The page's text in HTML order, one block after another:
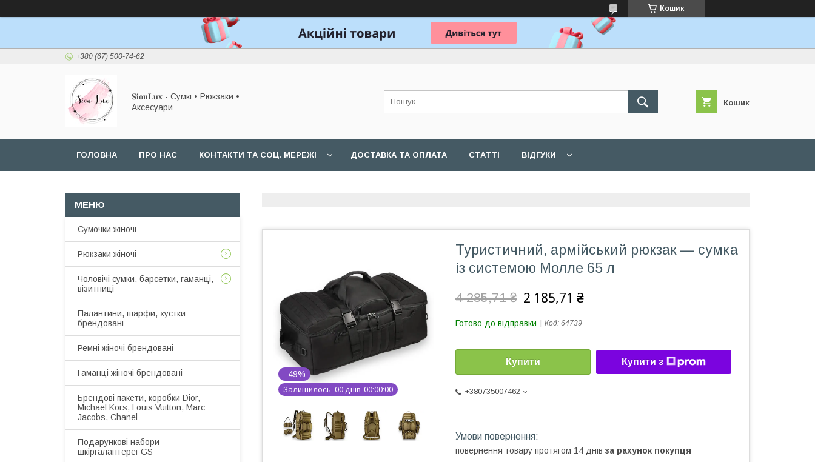
Кошик
+380 (67) 500-74-62
𝐒𝐢𝐨𝐧𝐋𝐮𝐱 - Сумкі • Рюкзаки •
Аксесуари
Кошик
ГОЛОВНА ПРО НАС КОНТАКТИ ТА СОЦ. МЕРЕЖІ ДОСТАВКА ТА ОПЛАТА СТАТТІ ВІДГУКИ
–49%
Залишилось 00 днів 00 00 00
Туристичний, армійський рюкзак — сумка
із системою Молле 65 л
4 285,71 ₴ 2 185,71 ₴
Готово до відправки Код: 64739
Купити Купити з
+380735007462
повернення товару протягом 14 днів за рахунок покупця
Сумочки жіночі
Рюкзаки жіночі
Чоловічі сумки, барсетки, гаманці,
візитниці
Палантини, шарфи, хустки
брендовані
Ремні жіночі брендовані
Гаманці жіночі брендовані
Брендові пакети, коробки Dior,
Michael Kors, Louis Vuitton, Marc
Jacobs, Chanel
Подарункові набори
шкіргалантереї GS